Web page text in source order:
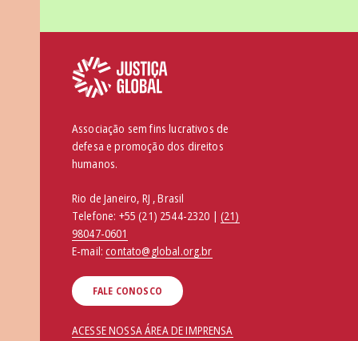
Associação sem fins lucrativos de
defesa e promoção dos direitos
humanos.
Rio de Janeiro, RJ , Brasil
Telefone: +55 (21) 2544-2320 | (21)
98047-0601
E-mail:contato@global.org.br
FALE CONOSCO
ACESSE NOSSA ÁREA DE IMPRENSA